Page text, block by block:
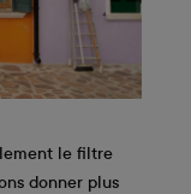
le filtre
donner plus